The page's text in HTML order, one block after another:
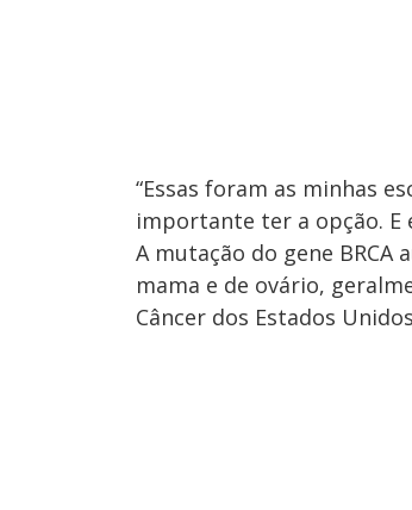
“Essas foram as minhas
importante ter a opção. E
A mutação do gene
mama e de ovário,
Câncer dos Estados